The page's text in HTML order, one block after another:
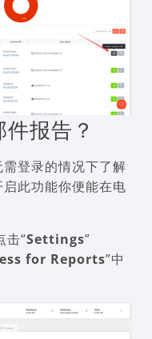
报告？
登录的情况下了解
此功能你便能在电
击“Settings”
for Reports”中